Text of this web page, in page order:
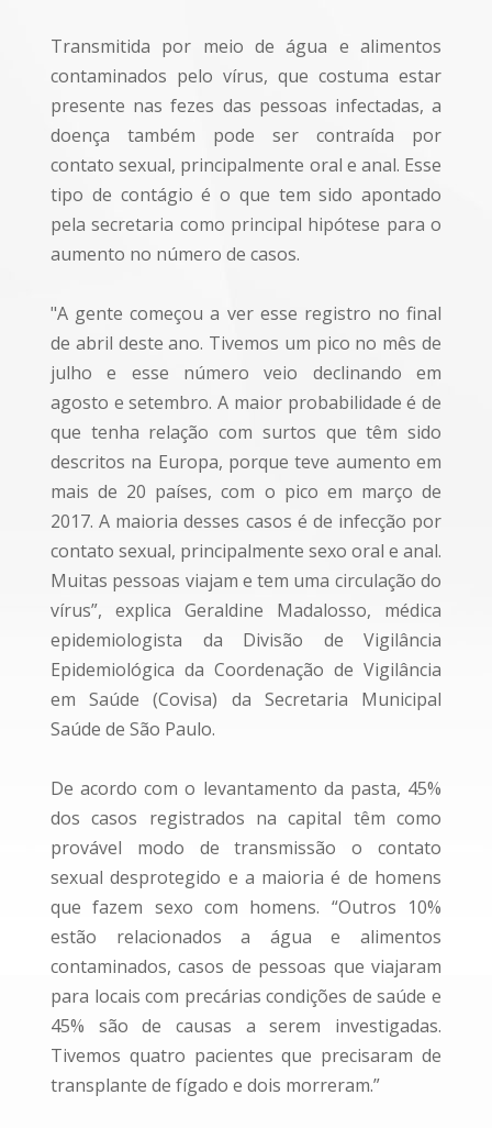
Transmitida por meio de água e alimentos
contaminados pelo vírus, que costuma estar
presente nas fezes das pessoas infectadas, a
doença também pode ser contraída por
contato sexual, principalmente oral e anal. Esse
tipo de contágio é o que tem sido apontado
pela secretaria como principal hipótese para o
aumento no número de casos.
"A gente começou a ver esse registro no final
de abril deste ano. Tivemos um pico no mês de
julho e esse número veio declinando em
agosto e setembro. A maior probabilidade é de
que tenha relação com surtos que têm sido
descritos na Europa, porque teve aumento em
mais de 20 países, com o pico em março de
2017. A maioria desses casos é de infecção por
contato sexual, principalmente sexo oral e anal.
Muitas pessoas viajam e tem uma circulação do
vírus”, explica Geraldine Madalosso, médica
epidemiologista da Divisão de Vigilância
Epidemiológica da Coordenação de Vigilância
em Saúde (Covisa) da Secretaria Municipal
Saúde de São Paulo.
De acordo com o levantamento da pasta, 45%
dos casos registrados na capital têm como
provável modo de transmissão o contato
sexual desprotegido e a maioria é de homens
que fazem sexo com homens. “Outros 10%
estão relacionados a água e alimentos
contaminados, casos de pessoas que viajaram
para locais com precárias condições de saúde e
45% são de causas a serem investigadas.
Tivemos quatro pacientes que precisaram de
transplante de fígado e dois morreram.”